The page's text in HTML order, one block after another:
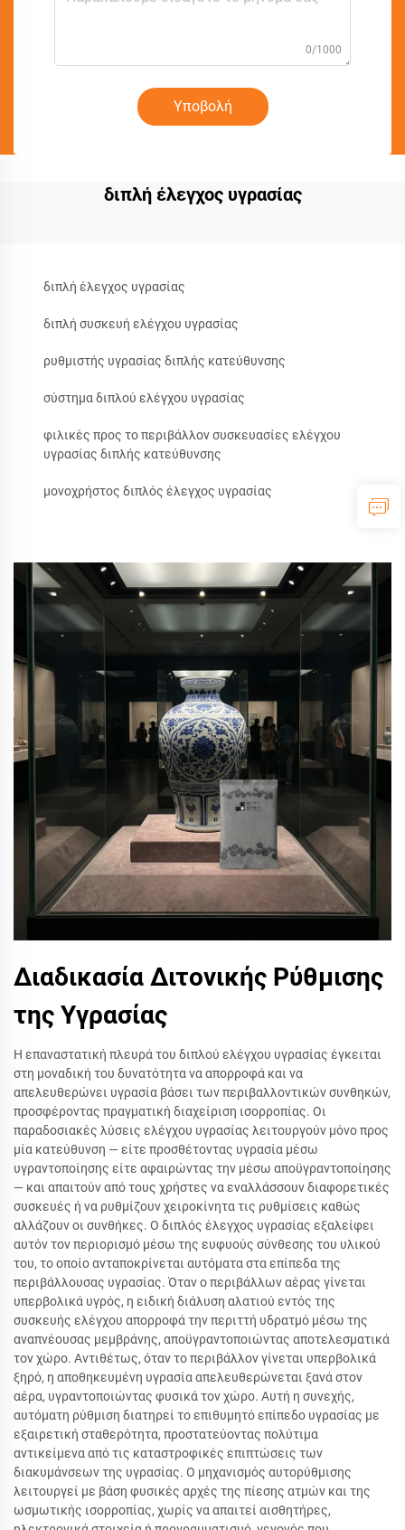
0/1000
Υποβολή
διπλή έλεγχος υγρασίας
διπλή έλεγχος υγρασίας
διπλή συσκευή ελέγχου υγρασίας
ρυθμιστής υγρασίας διπλής κατεύθυνσης
σύστημα διπλού ελέγχου υγρασίας
φιλικές προς το περιβάλλον συσκευασίες ελέγχου
υγρασίας διπλής κατεύθυνσης
μονοχρήστος διπλός έλεγχος υγρασίας
Διαδικασία Διτονικής Ρύθμισης
της Υγρασίας
Η επαναστατική πλευρά του διπλού ελέγχου υγρασίας έγκειται
στη μοναδική του δυνατότητα να απορροφά και να
απελευθερώνει υγρασία βάσει των περιβαλλοντικών συνθηκών,
προσφέροντας πραγματική διαχείριση ισορροπίας. Οι
παραδοσιακές λύσεις ελέγχου υγρασίας λειτουργούν μόνο προς
μία κατεύθυνση — είτε προσθέτοντας υγρασία μέσω
υγραντοποίησης είτε αφαιρώντας την μέσω αποϋγραντοποίησης
— και απαιτούν από τους χρήστες να εναλλάσσουν διαφορετικές
συσκευές ή να ρυθμίζουν χειροκίνητα τις ρυθμίσεις καθώς
αλλάζουν οι συνθήκες. Ο διπλός έλεγχος υγρασίας εξαλείφει
αυτόν τον περιορισμό μέσω της ευφυούς σύνθεσης του υλικού
του, το οποίο ανταποκρίνεται αυτόματα στα επίπεδα της
περιβάλλουσας υγρασίας. Όταν ο περιβάλλων αέρας γίνεται
υπερβολικά υγρός, η ειδική διάλυση αλατιού εντός της
συσκευής ελέγχου απορροφά την περιττή υδρατμό μέσω της
αναπνέουσας μεμβράνης, αποϋγραντοποιώντας αποτελεσματικά
τον χώρο. Αντιθέτως, όταν το περιβάλλον γίνεται υπερβολικά
ξηρό, η αποθηκευμένη υγρασία απελευθερώνεται ξανά στον
αέρα, υγραντοποιώντας φυσικά τον χώρο. Αυτή η συνεχής,
αυτόματη ρύθμιση διατηρεί το επιθυμητό επίπεδο υγρασίας με
εξαιρετική σταθερότητα, προστατεύοντας πολύτιμα
αντικείμενα από τις καταστροφικές επιπτώσεις των
διακυμάνσεων της υγρασίας. Ο μηχανισμός αυτορύθμισης
λειτουργεί με βάση φυσικές αρχές της πίεσης ατμών και της
ωσμωτικής ισορροπίας, χωρίς να απαιτεί αισθητήρες,